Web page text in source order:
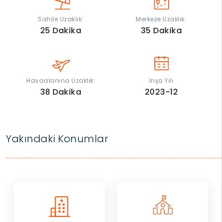
Sahile Uzaklık:
25 Dakika
Merkeze Uzaklık:
35 Dakika
Havaalanına Uzaklık:
38 Dakika
İnşa Yılı
2023-12
Yakındaki Konumlar